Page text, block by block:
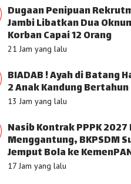
Dugaan Penipuan
Jambi Libatkan Dua
Korban Capai 12 Orang
21 Jam yang lalu
BIADAB ! Ayah di Batang
2 Anak Kandung
13 Jam yang lalu
Nasib Kontrak PPPK
Menggantung, BKPSDM
Jemput Bola ke
17 Jam yang lalu